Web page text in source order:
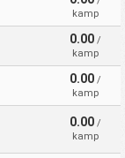
kamp
0.00 /
kamp
0.00 /
kamp
0.00 /
kamp